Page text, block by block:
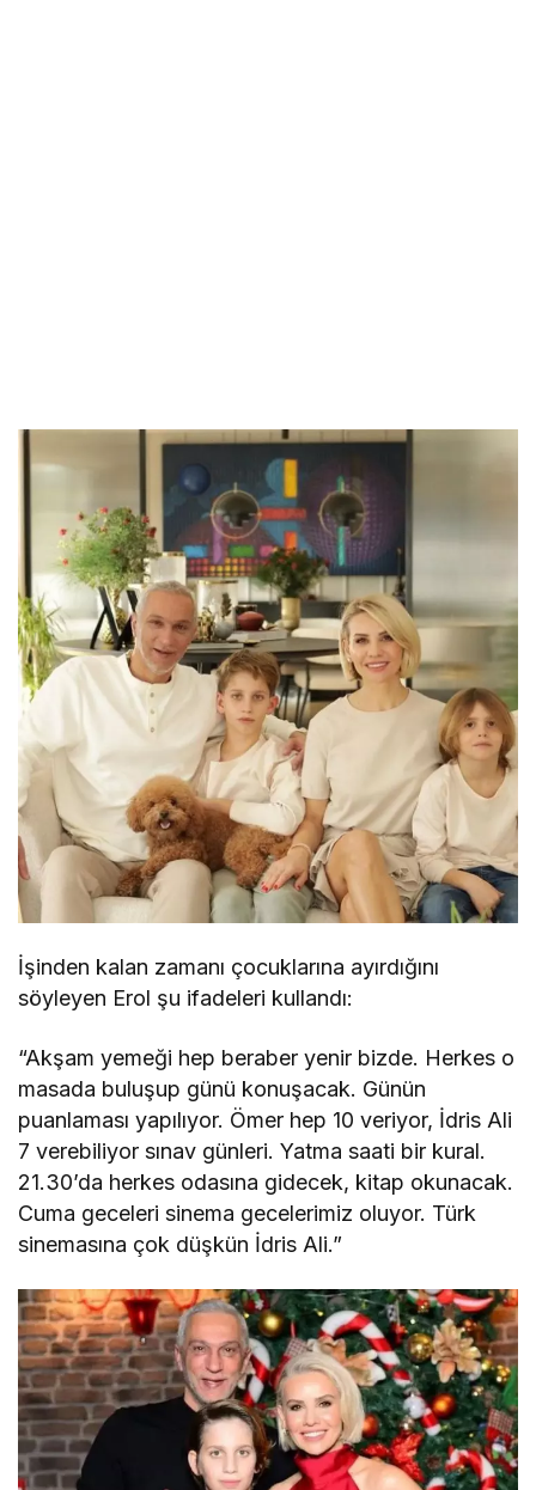
İşinden kalan zamanı çocuklarına ayırdığını
söyleyen Erol şu ifadeleri kullandı:
“Akşam yemeği hep beraber yenir bizde. Herkes o
masada buluşup günü konuşacak. Günün
puanlaması yapılıyor. Ömer hep 10 veriyor, İdris Ali
7 verebiliyor sınav günleri. Yatma saati bir kural.
21.30’da herkes odasına gidecek, kitap okunacak.
Cuma geceleri sinema gecelerimiz oluyor. Türk
sinemasına çok düşkün İdris Ali.”